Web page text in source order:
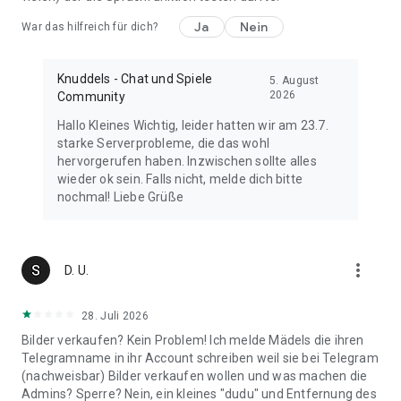
Echter Chat. Echte Leute. Echtes Kennenlernen.
Knuddels verbindet Chat, Spiele und Dating in einer starken
Community. Hier kannst du chatten, lachen, flirten und Leute
Knuddels zu einem Ort, an dem Gespräche bleiben und aus
Kontakten echte Freunde werden, oft auch mehr, wenn aus
einem Flirt etwas entsteht.
🔒 Sicher, anonym und respektvoll
Moderation und klare Regeln sorgen dafür, dass sich die
Community sicher, offen und respektvoll anfühlt, egal ob du
Freunde finden und Community erleben
Viele Menschen kommen zu Knuddels, um neue Freunde zu
finden, regelmäßig im Chat zu sein, zu chatten, zu flirten
War das hilfreich für dich? Ja Nein
Knuddels - Chat und Spiele
Community
5. August
2026
Hallo Kleines Wichtig, leider hatten wir am 23.7.
starke Serverprobleme, die das wohl
hervorgerufen haben. Inzwischen sollte alles
wieder ok sein. Falls nicht, melde dich bitte
nochmal! Liebe Grüße
D. U. more_vert
28. Juli 2026
Bilder verkaufen? Kein Problem! Ich melde Mädels die ihren
Telegramname in ihr Account schreiben weil sie bei Telegram
(nachweisbar) Bilder verkaufen wollen und was machen die
Admins? Sperre? Nein, ein kleines "dudu" und Entfernung des